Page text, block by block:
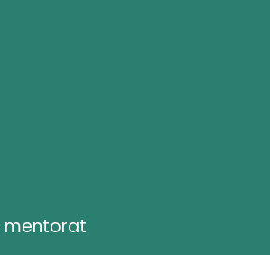
mentorat